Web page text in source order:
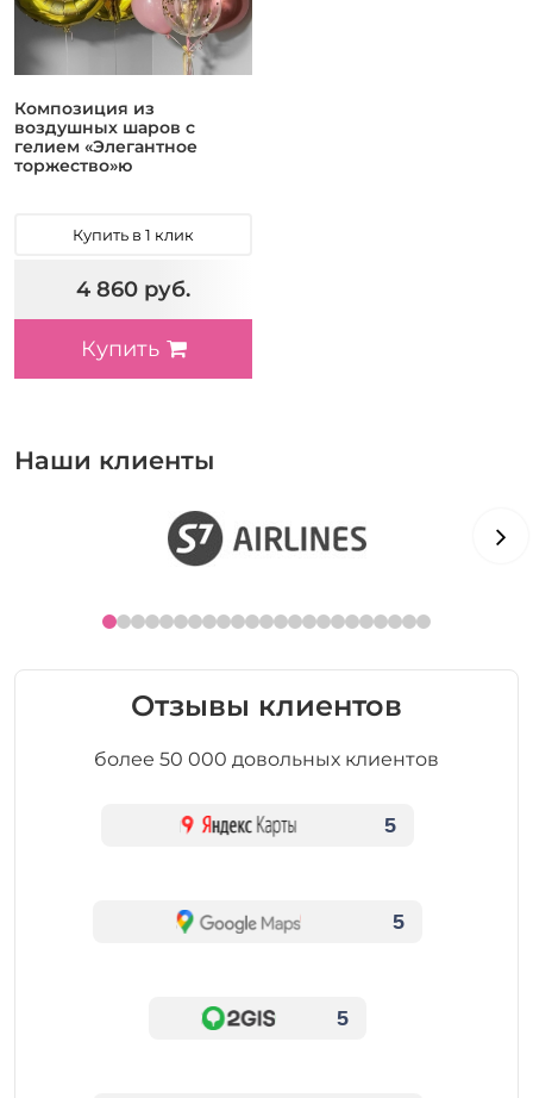
Композиция из
воздушных шаров с
гелием «Элегантное
торжество»ю
Купить в 1 клик
4 860 руб.
Купить
Наши клиенты
Отзывы клиентов
более 50 000 довольных клиентов
5
5
5